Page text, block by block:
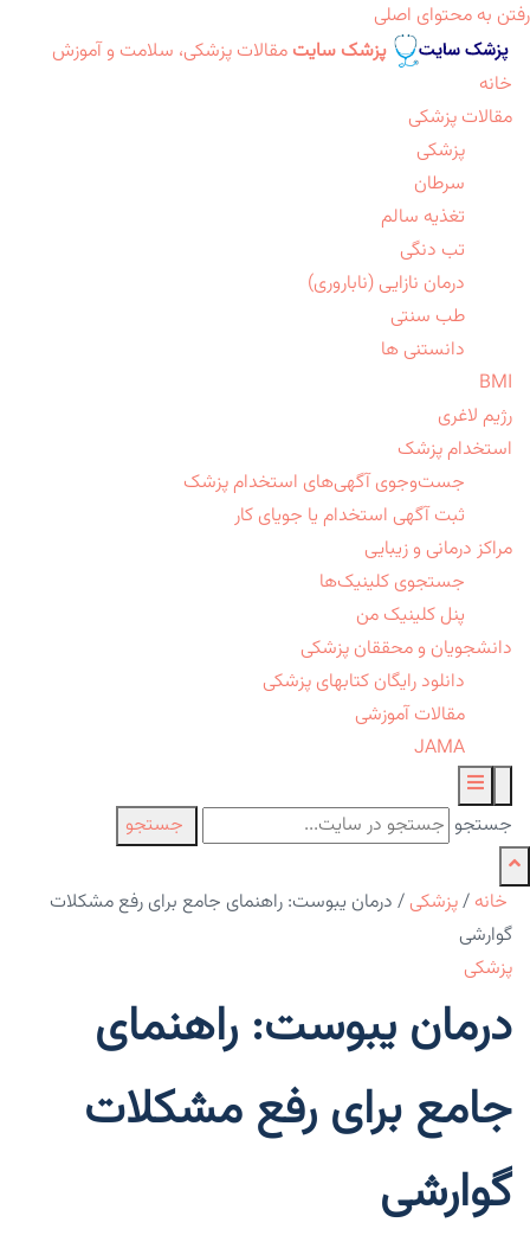
رفتن به محتوای اصلی
پزشک سایت مقالات پزشکی، سلامت و آموزش
خانه
مقالات پزشکی
پزشکی
سرطان
تغذیه سالم
تب دنگی
درمان نازایی (ناباروری)
طب سنتی
دانستنی ها
BMI
رژیم لاغری
استخدام پزشک
جست‌وجوی آگهی‌های استخدام پزشک
ثبت آگهی استخدام یا جویای کار
مراکز درمانی و زیبایی
جستجوی کلینیک‌ها
پنل کلینیک من
دانشجویان و محققان پزشکی
دانلود رایگان کتابهای پزشکی
مقالات آموزشی
JAMA
جستجو جستجو
خانه /پزشکی / درمان یبوست: راهنمای جامع برای رفع مشکلات
گوارشی
پزشکی
درمان یبوست: راهنمای
جامع برای رفع مشکلات
گوارشی